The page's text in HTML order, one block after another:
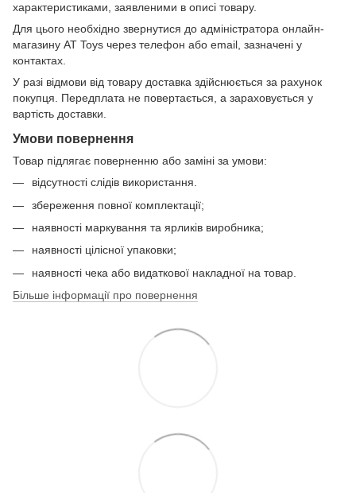
характеристиками, заявленими в описі товару.
Для цього необхідно звернутися до адміністратора онлайн-
магазину AT Toys через телефон або email, зазначені у
контактах.
У разі відмови від товару доставка здійснюється за рахунок
покупця. Передплата не повертається, а зараховується у
вартість доставки.
Умови повернення
Товар підлягає поверненню або заміні за умови:
відсутності слідів використання.
збереження повної комплектації;
наявності маркування та ярликів виробника;
наявності цілісної упаковки;
наявності чека або видаткової накладної на товар.
Більше інформації про повернення